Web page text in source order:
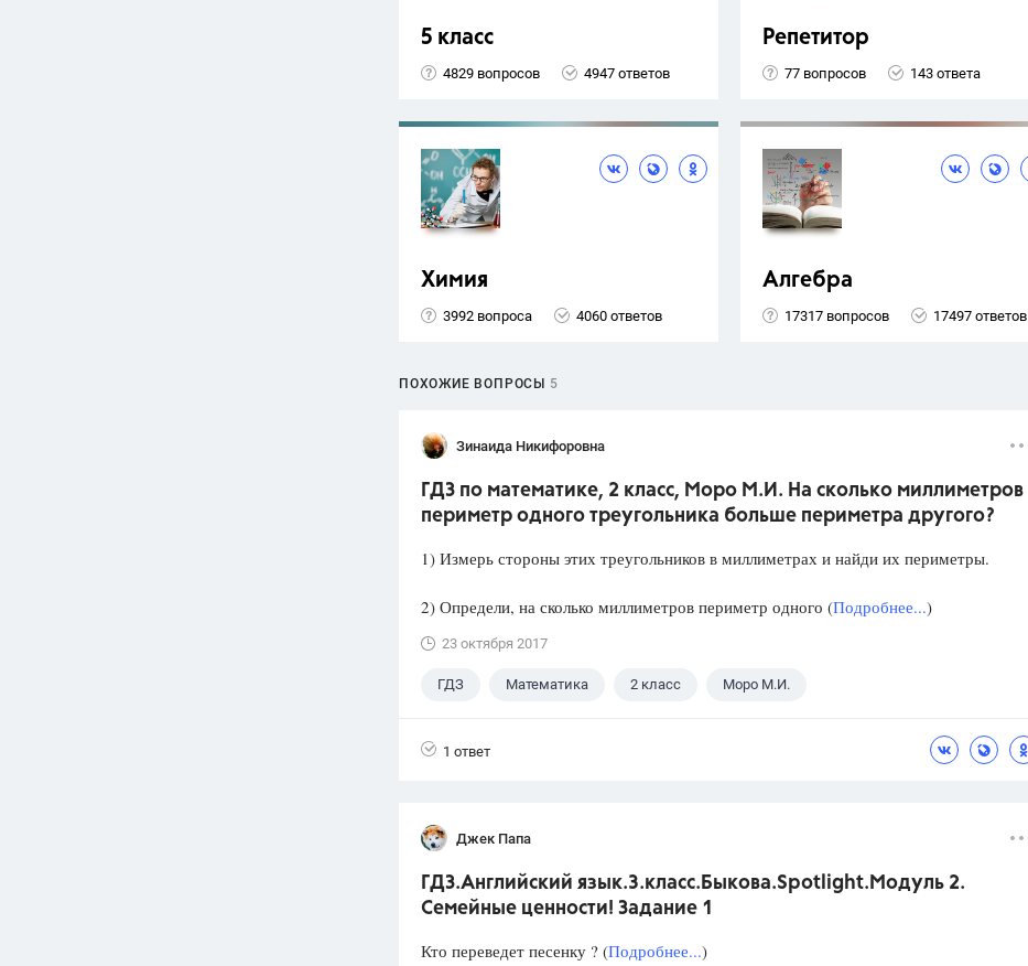
5 класс
4829 вопросов 4947 ответов
Репетитор
77 вопросов 143 ответа
Химия
3992 вопроса 4060 ответов
Алгебра
17317 вопросов 17497 ответов
ПОХОЖИЕ ВОПРОСЫ 5
Зинаида Никифоровна
ГДЗ по математике, 2 класс, Моро М.И. На сколько миллиметров
периметр одного треугольника больше периметра другого?
1) Измерь стороны этих треугольников в миллиметрах и найди их периметры.
2) Определи, на сколько миллиметров периметр одного (Подробнее...)
23 октября 2017
ГДЗ Математика 2 класс Моро М.И.
1 ответ
Джек Папа
ГДЗ.Английский язык.3.класс.Быкова.Spotlight.Модуль 2.
Семейные ценности! Задание 1
Кто переведет песенку ? (Подробнее...)